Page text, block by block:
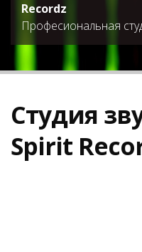
Recordz
Професиональная
Студия
Spirit